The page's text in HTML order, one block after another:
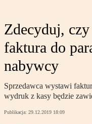
Zdecyduj,
faktura do
nabywcy
Sprzedawca wystawi
wydruk z kasy będzie
Publikacja: 29.12.2019 18:09